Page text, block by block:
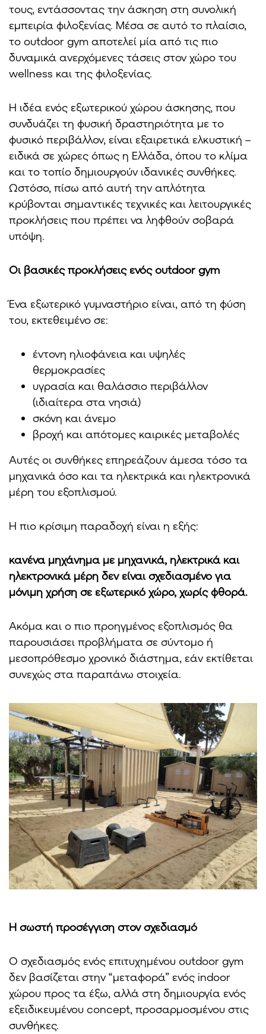
τους, εντάσσοντας την άσκηση στη συνολική
εμπειρία φιλοξενίας. Μέσα σε αυτό το πλαίσιο,
το outdoor gym αποτελεί μία από τις πιο
δυναμικά ανερχόμενες τάσεις στον χώρο του
wellness και της φιλοξενίας.
Η ιδέα ενός εξωτερικού χώρου άσκησης, που
συνδυάζει τη φυσική δραστηριότητα με το
φυσικό περιβάλλον, είναι εξαιρετικά ελκυστική –
ειδικά σε χώρες όπως η Ελλάδα, όπου το κλίμα
και το τοπίο δημιουργούν ιδανικές συνθήκες.
Ωστόσο, πίσω από αυτή την απλότητα
κρύβονται σημαντικές τεχνικές και λειτουργικές
προκλήσεις που πρέπει να ληφθούν σοβαρά
υπόψη.
Οι βασικές προκλήσεις ενός outdoor gym
Ένα εξωτερικό γυμναστήριο είναι, από τη φύση
του, εκτεθειμένο σε:
έντονη ηλιοφάνεια και υψηλές
θερμοκρασίες
υγρασία και θαλάσσιο περιβάλλον
(ιδιαίτερα στα νησιά)
σκόνη και άνεμο
βροχή και απότομες καιρικές μεταβολές
Αυτές οι συνθήκες επηρεάζουν άμεσα τόσο τα
μηχανικά όσο και τα ηλεκτρικά και ηλεκτρονικά
μέρη του εξοπλισμού.
Η πιο κρίσιμη παραδοχή είναι η εξής:
κανένα μηχάνημα με μηχανικά, ηλεκτρικά και
ηλεκτρονικά μέρη δεν είναι σχεδιασμένο για
μόνιμη χρήση σε εξωτερικό χώρο, χωρίς φθορά.
Ακόμα και ο πιο προηγμένος εξοπλισμός θα
παρουσιάσει προβλήματα σε σύντομο ή
μεσοπρόθεσμο χρονικό διάστημα, εάν εκτίθεται
συνεχώς στα παραπάνω στοιχεία.
Η σωστή προσέγγιση στον σχεδιασμό
Ο σχεδιασμός ενός επιτυχημένου outdoor gym
δεν βασίζεται στην “μεταφορά” ενός indoor
χώρου προς τα έξω, αλλά στη δημιουργία ενός
εξειδικευμένου concept, προσαρμοσμένου στις
συνθήκες.